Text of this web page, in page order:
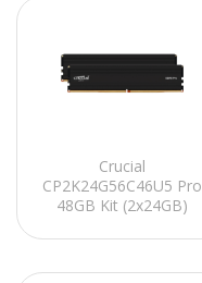
Crucial
CP2K24G56C46U5 Pro
48GB Kit (2x24GB)
CL46 (16Gbit)